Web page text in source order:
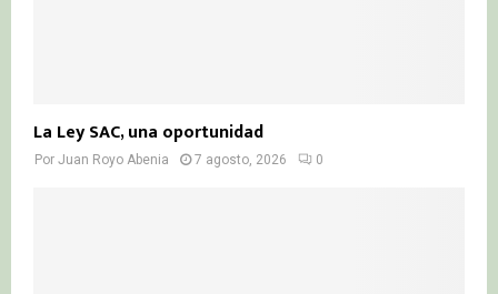
La Ley SAC, una oportunidad
Por Juan Royo Abenia 7 agosto, 2026 0